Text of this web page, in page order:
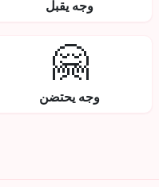
وجه يقبل
🤗
وجه يحتضن